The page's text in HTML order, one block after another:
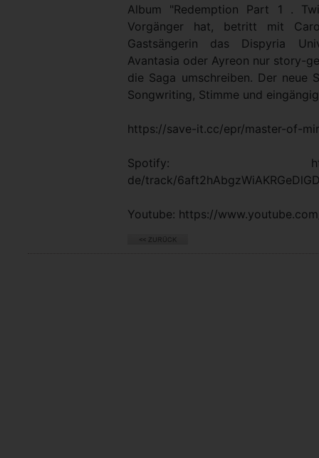
Album "Redemption Part 1 .
Vorgänger hat, betritt mit
Gastsängerin das Dispyria
Avantasia oder Ayreon nur story-
die Saga umschreiben. Der neue
Songwriting, Stimme und
https://save-it.cc/epr/master-of-
Spotify: https://
de/track/
Youtube: https://